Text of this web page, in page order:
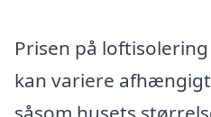
Prisen på
kan variere